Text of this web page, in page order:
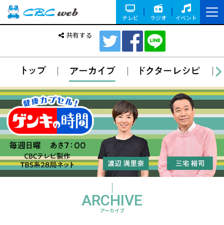
テレビ ラジオ イベント
共有する
ARCHIVE
アーカイブ